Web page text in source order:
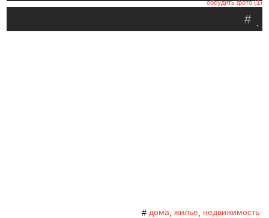
обсудить фото (1)
.
#
# дома, жилье, недвижимость